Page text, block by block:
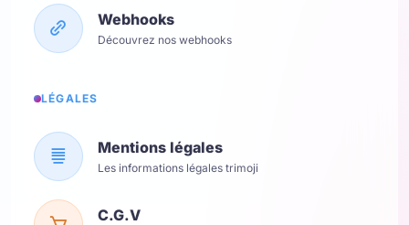
Webhooks
Découvrez nos webhooks
LÉGALES
Mentions légales
Les informations légales trimoji
C.G.V